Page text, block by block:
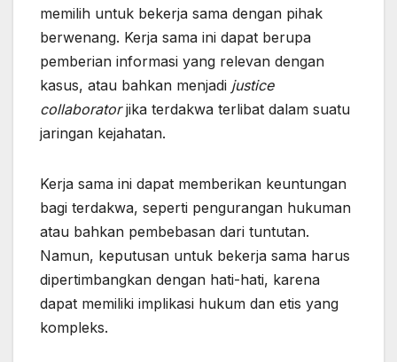
memilih untuk bekerja sama dengan pihak
berwenang. Kerja sama ini dapat berupa
pemberian informasi yang relevan dengan
kasus, atau bahkan menjadi justice
collaboratorjika terdakwa terlibat dalam suatu
jaringan kejahatan.
Kerja sama ini dapat memberikan keuntungan
bagi terdakwa, seperti pengurangan hukuman
atau bahkan pembebasan dari tuntutan.
Namun, keputusan untuk bekerja sama harus
dipertimbangkan dengan hati-hati, karena
dapat memiliki implikasi hukum dan etis yang
kompleks.